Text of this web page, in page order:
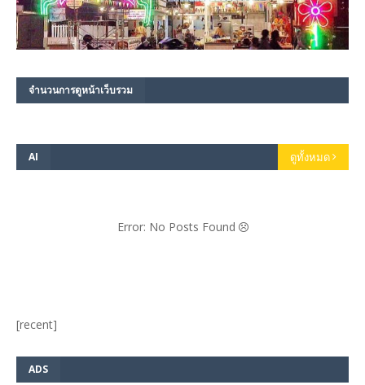
จำนวนการดูหน้าเว็บรวม
AI ดูทั้งหมด
Error: No Posts Found
[recent]
ADS